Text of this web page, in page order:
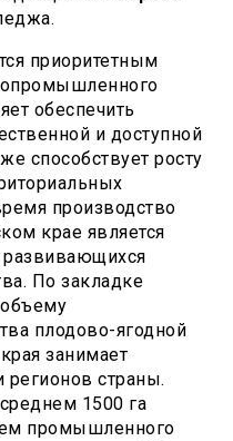
приоритетным
обеспечить
и доступной
способствует росту
производство
крае является
развивающихся
По закладке
плодово-ягодной
занимает
страны.
1500 га
промышленного